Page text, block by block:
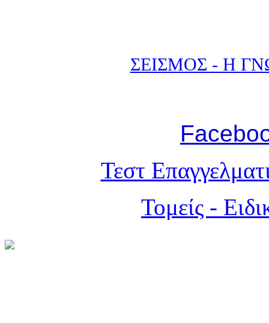
ΣΕΙΣΜΟΣ - Η
Τεστ
Τομείς -